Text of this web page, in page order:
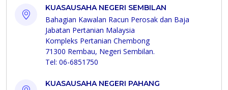
KUASAUSAHA NEGERI SEMBILAN
Bahagian Kawalan Racun Perosak dan Baja
Jabatan Pertanian Malaysia
Kompleks Pertanian Chembong
71300 Rembau, Negeri Sembilan.
Tel: 06-6851750
KUASAUSAHA NEGERI PAHANG